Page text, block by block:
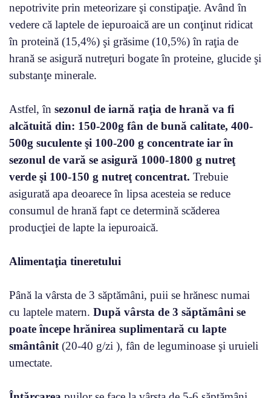
nepotrivite prin meteorizare şi constipaţie. Având în
vedere că laptele de iepuroaică are un conţinut ridicat
în proteină (15,4%) şi grăsime (10,5%) în raţia de
hrană se asigură nutreţuri bogate în proteine, glucide şi
substanţe minerale.
Astfel, în sezonul de iarnă raţia de hrană va fi
alcătuită din: 150-200g fân de bună calitate, 400-
500g suculente şi 100-200 g concentrate iar în
sezonul de vară se asigură 1000-1800 g nutreţ
verde şi 100-150 g nutreţ concentrat. Trebuie
asigurată apa deoarece în lipsa acesteia se reduce
consumul de hrană fapt ce determină scăderea
producţiei de lapte la iepuroaică.
Alimentaţia tineretului
Până la vârsta de 3 săptămâni, puii se hrănesc numai
cu laptele matern. După vârsta de 3 săptămâni se
poate începe hrănirea suplimentară cu lapte
smântânit (20-40 g/zi ), fân de leguminoase şi uruieli
umectate.